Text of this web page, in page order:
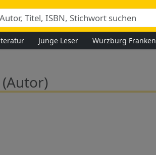
Junge Leser Würzburg Franken
(Autor)